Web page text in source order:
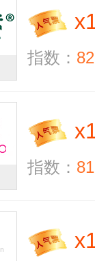
x
指数：
x
指数：
x